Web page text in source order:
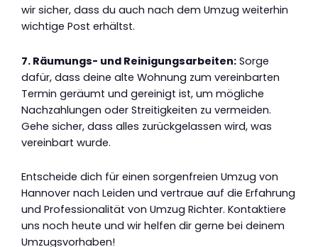
wir sicher, dass du auch nach dem Umzug weiterhin
wichtige Post erhältst.
7. Räumungs- und Reinigungsarbeiten: Sorge
dafür, dass deine alte Wohnung zum vereinbarten
Termin geräumt und gereinigt ist, um mögliche
Nachzahlungen oder Streitigkeiten zu vermeiden.
Gehe sicher, dass alles zurückgelassen wird, was
vereinbart wurde.
Entscheide dich für einen sorgenfreien Umzug von
Hannover nach Leiden und vertraue auf die Erfahrung
und Professionalität von Umzug Richter. Kontaktiere
uns noch heute und wir helfen dir gerne bei deinem
Umzugsvorhaben!